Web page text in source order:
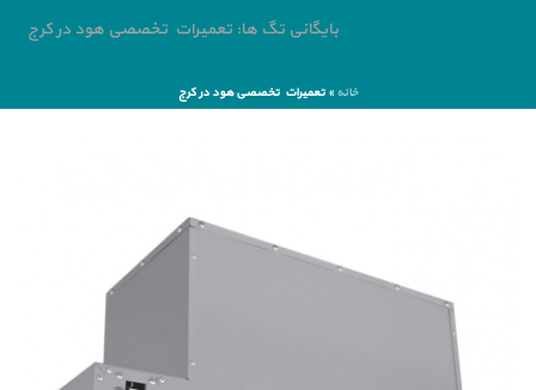
بایگانی تگ ها: تعمیرات تخصصی هود در کرج
خانه » تعمیرات تخصصی هود در کرج